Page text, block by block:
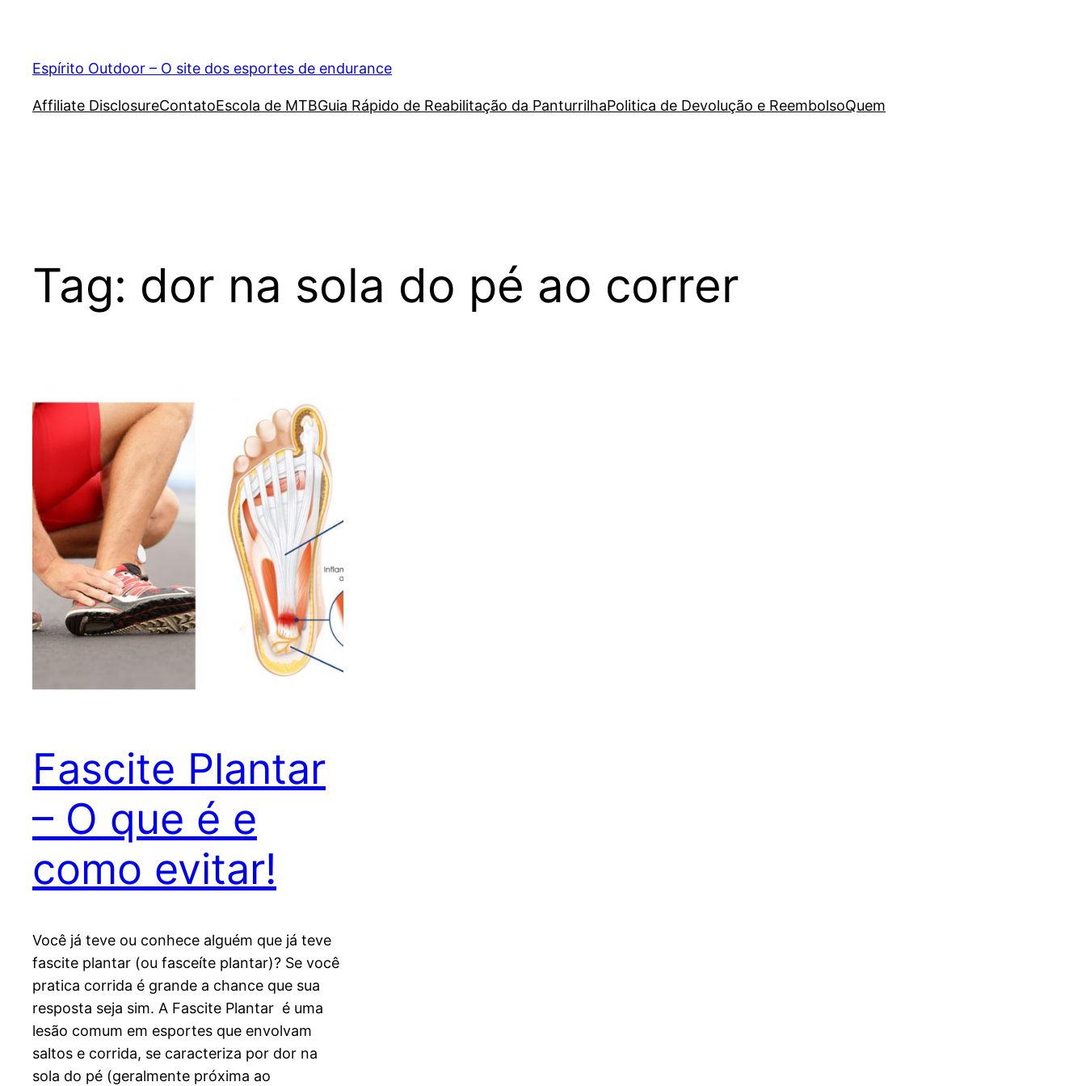
Espírito Outdoor – O site dos esportes de endurance
Affiliate DisclosureContatoEscola de MTBGuia Rápido de Reabilitação da PanturrilhaPolitica de Devolução e ReembolsoQuem
Tag: dor na sola do pé ao correr
Fascite Plantar
– O que é e
como evitar!
Você já teve ou conhece alguém que já teve
fascite plantar (ou fasceíte plantar)? Se você
pratica corrida é grande a chance que sua
resposta seja sim. A Fascite Plantar é uma
lesão comum em esportes que envolvam
saltos e corrida, se caracteriza por dor na
sola do pé (geralmente próxima ao